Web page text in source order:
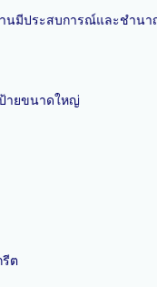
านมีประสบการณ์และชำน
ายขนาดใหญ่
รีต